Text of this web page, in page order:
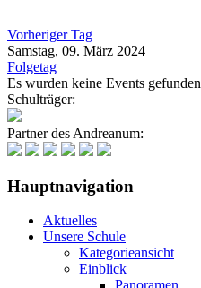
Vorheriger Tag
Samstag, 09. März 2024
Folgetag
Es wurden keine Events gefunden
Schulträger:
Partner des Andreanum:
Hauptnavigation
Aktuelles
Unsere Schule
Kategorieansicht
Einblick